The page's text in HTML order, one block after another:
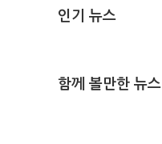
인기 뉴스
함께 볼만한 뉴스